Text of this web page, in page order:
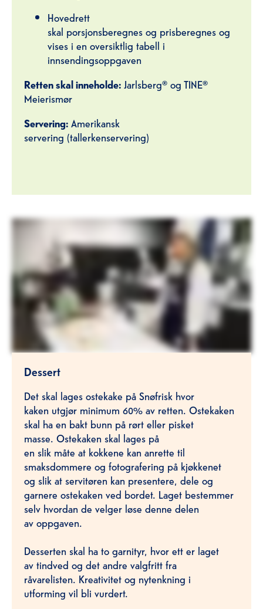
Hovedrett
skal porsjonsberegnes og prisberegnes og
vises i en oversiktlig tabell i
innsendingsoppgaven
Retten skal inneholde: Jarlsberg® og TINE®
Meierismør
Servering: Amerikansk
servering (tallerkenservering)
Dessert
Det skal lages ostekake på Snøfrisk hvor
kaken utgjør minimum 60% av retten. Ostekaken
skal ha en bakt bunn på rørt eller pisket
masse. Ostekaken skal lages på
en slik måte at kokkene kan anrette til
smaksdommere og fotografering på kjøkkenet
og slik at servitøren kan presentere, dele og
garnere ostekaken ved bordet. Laget bestemmer
selv hvordan de velger løse denne delen
av oppgaven.
Desserten skal ha to garnityr, hvor ett er laget
av tindved og det andre valgfritt fra
råvarelisten. Kreativitet og nytenkning i
utforming vil bli vurdert.